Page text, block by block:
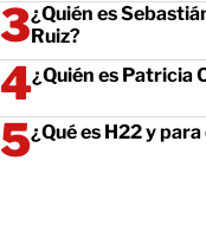
¿Quién es
Ruiz?
¿Quién es Patricia
¿Qué es H22 y